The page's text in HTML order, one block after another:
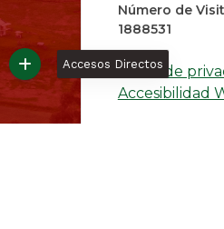
Número de
1888531
Avisos de
Accesibilidad
Accesos Directos